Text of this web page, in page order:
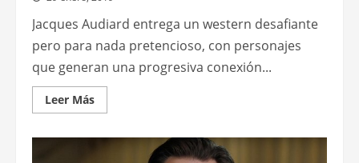
Jacques Audiard entrega un western desafiante
pero para nada pretencioso, con personajes
que generan una progresiva conexión...
Leer MásLeer
más
The